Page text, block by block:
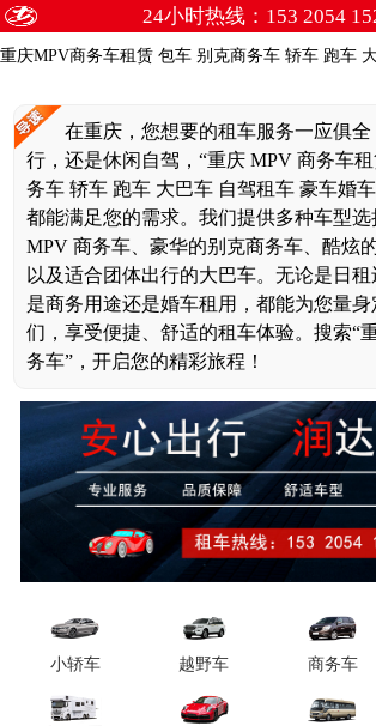
24小时热线：153 2054
重庆MPV商务车租赁 包车 别克商务车 轿车 跑车
在重庆，您想要的租车服务一应俱全
行，还是休闲自驾，“重庆 MPV 商务车
务车 轿车 跑车 大巴车 自驾租车 豪车婚
都能满足您的需求。我们提供多种车型
MPV 商务车、豪华的别克商务车、酷炫
以及适合团体出行的大巴车。无论是日
是商务用途还是婚车租用，都能为您量
们，享受便捷、舒适的租车体验。搜索“
务车”，开启您的精彩旅程！
小轿车 越野车 商务车